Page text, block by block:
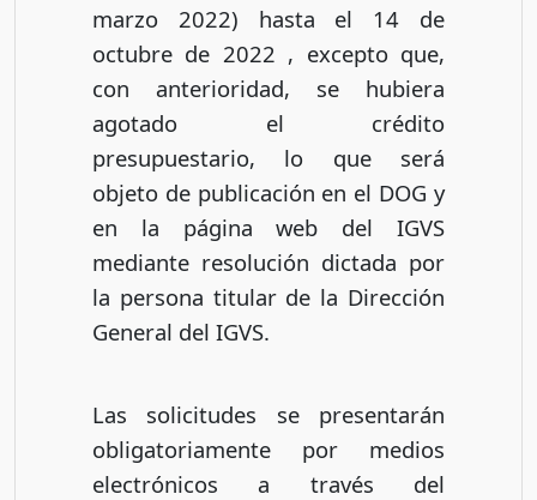
marzo 2022) hasta el 14 de
octubre de 2022 , excepto que,
con anterioridad, se hubiera
agotado el crédito
presupuestario, lo que será
objeto de publicación en el DOG y
en la página web del IGVS
mediante resolución dictada por
la persona titular de la Dirección
General del IGVS.
Las solicitudes se presentarán
obligatoriamente por medios
electrónicos a través del